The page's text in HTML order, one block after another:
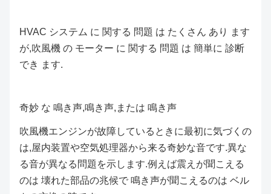
HVAC システム に 関する 問題 は たくさん あり ます
が,吹風機 の モーター に 関する 問題 は 簡単に 診断
でき ます.
奇妙 な 鳴き声,鳴き声,または 鳴き声
吹風機エンジンが故障しているときに最初に気づくの
は,屋内装置や空気処理器から来る奇妙な音です.異な
る音が異なる問題を示します.例えば震えが聞こえる
のは 壊れた部品の兆候で 鳴き声が聞こえるのは ベル